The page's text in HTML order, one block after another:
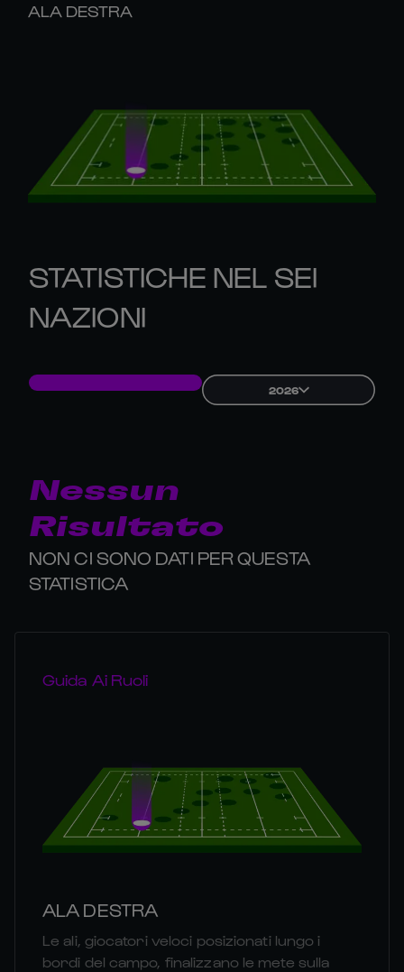
ALA DESTRA
STATISTICHE NEL SEI
NAZIONI
2026
Nessun
Risultato
NON CI SONO DATI PER QUESTA
STATISTICA
Guida Ai Ruoli
ALA DESTRA
Le ali, giocatori veloci posizionati lungo i
bordi del campo, finalizzano le mete sulla